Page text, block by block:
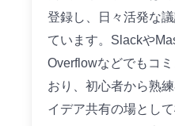
登録し、日々活発な
ています。Slackや
Overflowなどでもコ
おり、初心者から熟
イデア共有の場とし